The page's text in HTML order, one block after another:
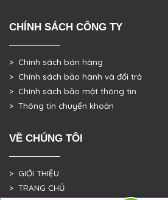
CHÍNH SÁCH CÔNG TY
> Chính sách bán hàng
> Chính sách bảo hành và đổi trả
> Chính sách bảo mật thông tin
> Thông tin chuyển khoản
VỀ CHÚNG TÔI
> GIỚI THIỆU
> TRANG CHỦ